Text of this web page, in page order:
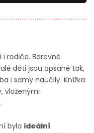
rodiče. Barevné
děti jsou apsané tak,
i samy naučily. Knížka
vloženými
byla ideální